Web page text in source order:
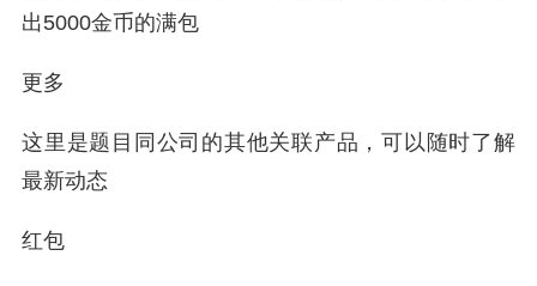
出5000金币的满包
更多
这里是题目同公司的其他关联产品，可以随时了解
最新动态
红包